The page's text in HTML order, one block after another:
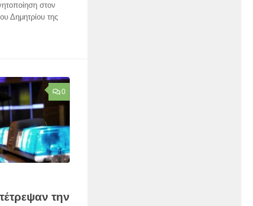
στον
Δημητρίου της
0
την